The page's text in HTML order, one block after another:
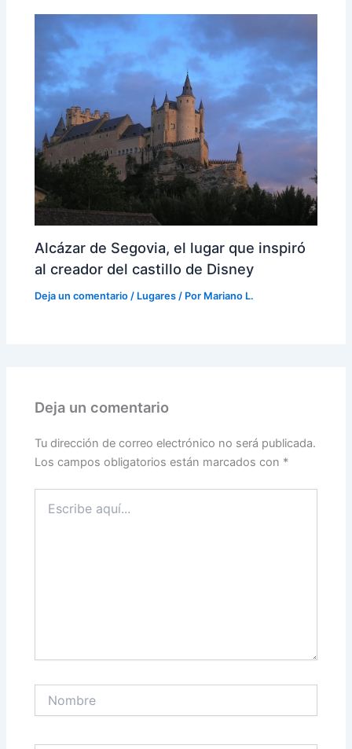
Alcázar de Segovia, el lugar que inspiró
al creador del castillo de Disney
Deja un comentario / Lugares / Por Mariano L.
Deja un comentario
Tu dirección de correo electrónico no será publicada.
Los campos obligatorios están marcados con *
aquí...